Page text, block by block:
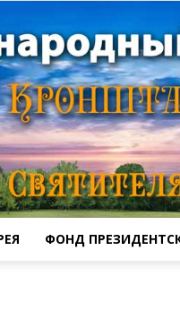
ФОНД